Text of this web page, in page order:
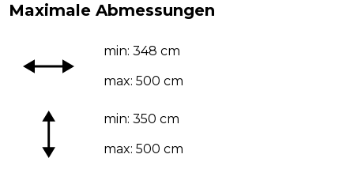
Maximale Abmessungen
min: 348 cm
max: 500 cm
min: 350 cm
max: 500 cm